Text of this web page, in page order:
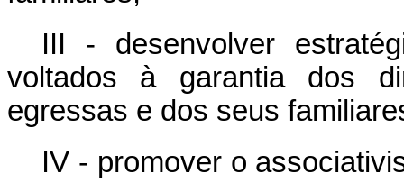
III - desenvolver
voltados à garantia dos
egressas e dos seus
IV - promover o